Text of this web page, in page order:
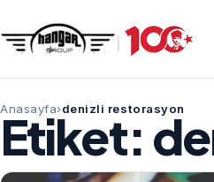
Anasayfa denizli restorasyon
Etiket: